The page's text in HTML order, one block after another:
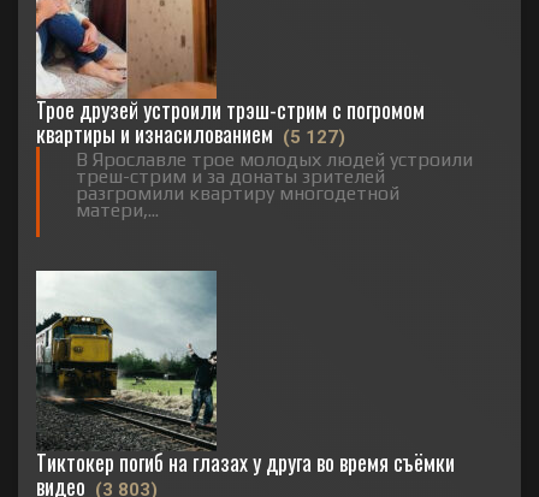
Трое друзей устроили трэш-стрим с погромом
квартиры и изнасилованием (5 127)
В Ярославле трое молодых людей устроили
треш-стрим и за донаты зрителей
разгромили квартиру многодетной
матери,...
Тиктокер погиб на глазах у друга во время съёмки
видео (3 803)